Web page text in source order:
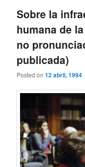
Sobre la
humana de
no
publicada)
Posted on12 abril, 1994